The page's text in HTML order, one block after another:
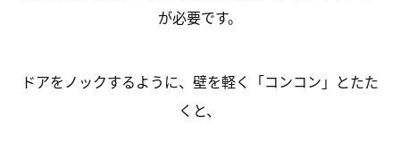
が必要です。
ドアをノックするように、壁を軽く「コンコン」とたた
くと、